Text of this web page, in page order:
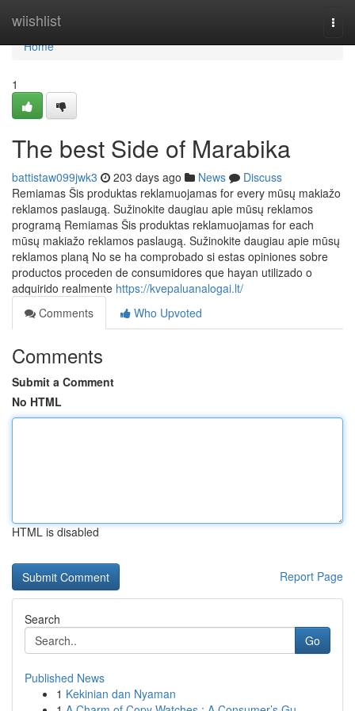
wiishlist
Home
Home
1
The best Side of Marabika
battistaw099jwk3 203 days ago News
Discuss
Remiamas Šis produktas reklamuojamas for every mūsų makiažo
reklamos paslaugą. Sužinokite daugiau apie mūsų reklamos
programą Remiamas Šis produktas reklamuojamas for each
mūsų makiažo reklamos paslaugą. Sužinokite daugiau apie mūsų
reklamos planą No se ha comprobado si estas opiniones sobre
productos proceden de consumidores que hayan utilizado o
adquirido realmente https://kvepaluanalogai.lt/
Comments
Who Upvoted
Comments
Submit a Comment
No HTML
HTML is disabled
Report Page
Search
Go
Published News
1 Kekinian dan Nyaman